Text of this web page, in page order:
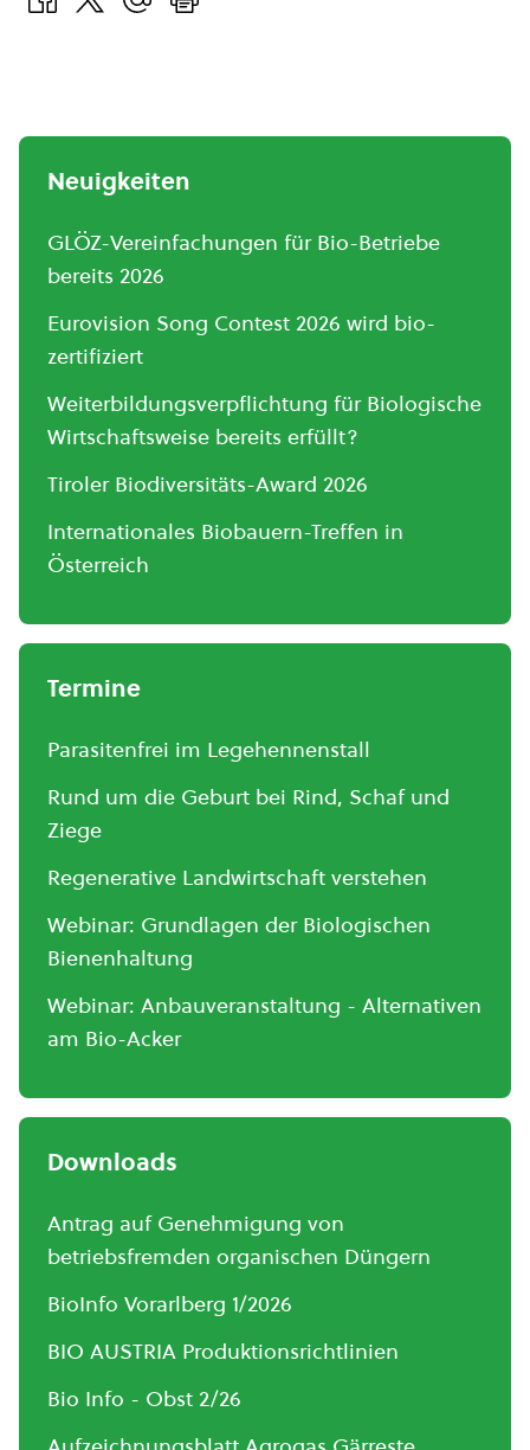
Neuigkeiten
GLÖZ-Vereinfachungen für Bio-Betriebe
bereits 2026
Eurovision Song Contest 2026 wird bio-
zertifiziert
Weiterbildungsverpflichtung für Biologische
Wirtschaftsweise bereits erfüllt?
Tiroler Biodiversitäts-Award 2026
Internationales Biobauern-Treffen in
Österreich
Termine
Parasitenfrei im Legehennenstall
Rund um die Geburt bei Rind, Schaf und
Ziege
Regenerative Landwirtschaft verstehen
Webinar: Grundlagen der Biologischen
Bienenhaltung
Webinar: Anbauveranstaltung - Alternativen
am Bio-Acker
Downloads
Antrag auf Genehmigung von
betriebsfremden organischen Düngern
BioInfo Vorarlberg 1/2026
BIO AUSTRIA Produktionsrichtlinien
Bio Info - Obst 2/26